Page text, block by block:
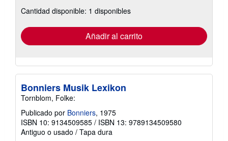
las
tarifas
envío
Cantidad disponible: 1 disponibles
Añadir al carrito
Bonniers Musik Lexikon
Tornblom, Folke:
Publicado por Bonniers, 1975
ISBN 10: 9134509585 / ISBN 13: 9789134509580
Antiguo o usado / Tapa dura